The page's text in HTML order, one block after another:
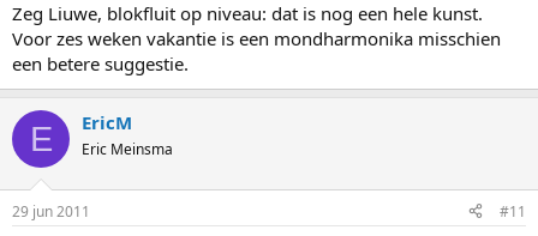
Zeg Liuwe, blokfluit op niveau: dat is nog een hele kunst.
Voor zes weken vakantie is een mondharmonika misschien
een betere suggestie.
E EricM
Eric Meinsma
29 jun 2011 #11